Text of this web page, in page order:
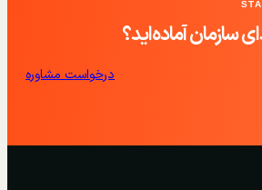
سازمان آماده‌اید؟
درخواست مشاوره